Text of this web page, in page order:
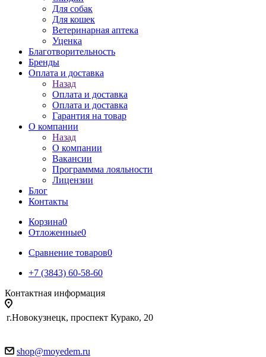
Для собак
Для кошек
Ветеринарная аптека
Уценка
Благотворительность
Бренды
Оплата и доставка
Назад
Оплата и доставка
Оплата и доставка
Гарантия на товар
О компании
Назад
О компании
Вакансии
Программма лояльности
Лицензии
Блог
Контакты
Корзина0
Отложенные0
Сравнение товаров0
+7 (3843) 60-58-60
Контактная информация
г.Новокузнецк, проспект Курако, 20
shop@moyedem.ru